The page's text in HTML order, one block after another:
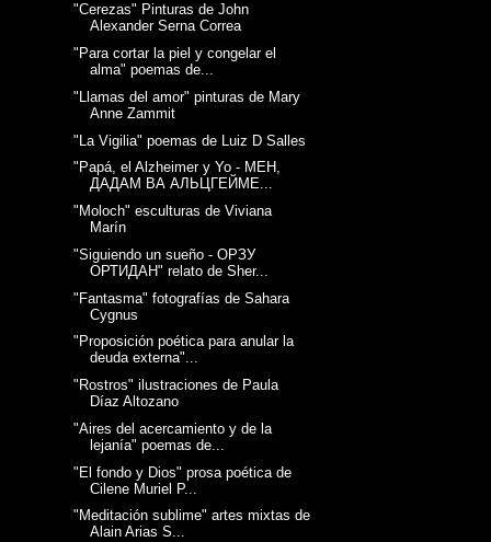
"Cerezas" Pinturas de John
Alexander Serna Correa
"Para cortar la piel y congelar el
alma" poemas de...
"Llamas del amor" pinturas de Mary
Anne Zammit
"La Vigilia" poemas de Luiz D Salles
"Papá, el Alzheimer y Yo - МЕН,
ДАДАМ ВА АЛЬЦГЕЙМЕ...
"Moloch" esculturas de Viviana
Marín
"Siguiendo un sueño - ОРЗУ
ОРТИДАН" relato de Sher...
"Fantasma" fotografías de Sahara
Cygnus
"Proposición poética para anular la
deuda externa"...
"Rostros" ilustraciones de Paula
Díaz Altozano
"Aires del acercamiento y de la
lejanía" poemas de...
"El fondo y Dios" prosa poética de
Cilene Muriel P...
"Meditación sublime" artes mixtas de
Alain Arias S...